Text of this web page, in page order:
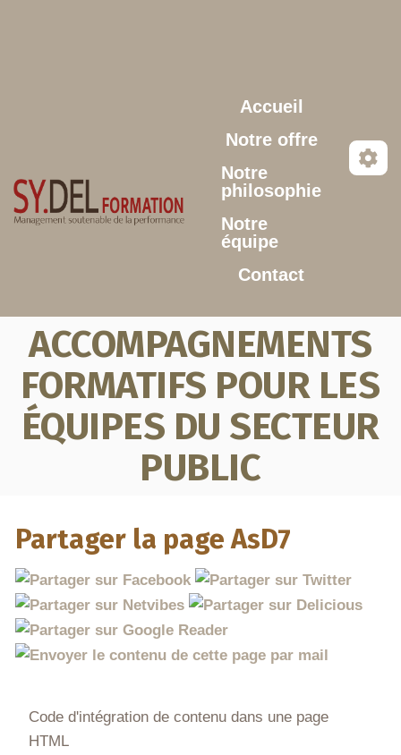
Accueil
Notre offre
Notre
philosophie
Notre
équipe
Contact
ACCOMPAGNEMENTS
FORMATIFS POUR LES
ÉQUIPES DU SECTEUR
PUBLIC
Partager la page AsD7
Code d'intégration de contenu dans une page
HTML